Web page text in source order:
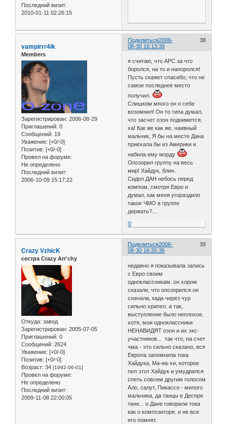
Последний визит:
2010-01-11 02:26:15
Поделиться 38
2006-
08-30 16:13:39
vampirrr4ik
Members
Зарегистрирован: 2006-08-29
Приглашений: 0
Сообщений: 19
Уважение: [+0/-0]
Позитив: [+0/-0]
Провел на форуме:
Не определено
Последний визит:
2006-10-09 15:17:22
я считаю, что АРС за что
боролся, на то и напоролся!
Пусть скажет спасибо, что не
самое последнее место
получил.
Слишком много он о себе
возомнил! Он то типа думал,
что засчет озон поднимется,
ха! Как же как же, наивный
мальчик, Я бы на месте Дана
приехала бы из Америки и
набила ему морду
Опозорил группу на весь
мир! Хайдук, блин.
Сидел ДАН небось перед
компом, смотря Евро и
думал, как меня угораздило
такое ЧМО в группе
держать?....
0
Поделиться 39
2006-
08-30 16:35:36
Crazy VzhicK
сестра Crazy Arr'chy
Откуда: завод
Зарегистрирован: 2005-07-05
Приглашений: 0
Сообщений: 2624
Уважение: [+0/-0]
Позитив: [+0/-0]
Возраст: 34 [1992-06-01]
Провел на форуме:
Не определено
Последний визит:
2009-11-08 22:00:05
недавно я показывала запись
с Евро своим
одноклассникам. он хором
сказали, что опозорился он
сначала, када через чур
сильно хрипел. а так,
выступление было неплохое.
хотя, мои одноклассники
НЕНАВИДЯТ озон и их экс-
участников... так что, на счет
чма - это сильно сказано, вся
Европа запомнила тока
Хайдука, Ма-иа-хи, которое
пел этот Хайдук и умудрился
спеть совсем другим голосом
Ало, салут, Пикассо - милого
мальчика, да танцы в Деспре
тине... о Дане говорили тока
как о композиторе. и не все
его помнят.